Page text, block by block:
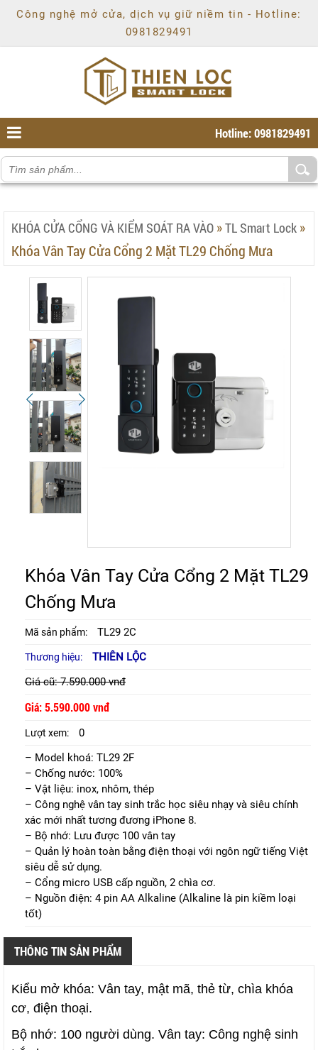
Công nghệ mở cửa, dịch vụ giữ niềm tin - Hotline:
0981829491
Hotline: 0981829491
KHÓA CỬA CỔNG VÀ KIỂM SOÁT RA VÀO »TL Smart Lock »
Khóa Vân Tay Cửa Cổng 2 Mặt TL29 Chống Mưa
Khóa Vân Tay Cửa Cổng 2 Mặt TL29
Chống Mưa
Mã sản phẩm: TL29 2C
Thương hiệu:
THIÊN LỘC
Giá cũ: 7.590.000 vnđ
Giá: 5.590.000 vnđ
Lượt xem:
0
– Model khoá: TL29 2F
– Chống nước: 100%
– Vật liệu: inox, nhôm, thép
– Công nghệ vân tay sinh trắc học siêu nhạy và siêu chính
xác mới nhất tương đương iPhone 8.
– Bộ nhớ: Lưu được 100 vân tay
– Quản lý hoàn toàn bằng điện thoại với ngôn ngữ tiếng Việt
siêu dễ sử dụng.
– Cổng micro USB cấp nguồn, 2 chìa cơ.
– Nguồn điện: 4 pin AA Alkaline (Alkaline là pin kiềm loại
tốt)
THÔNG TIN SẢN PHẨM
Kiểu mở khóa: Vân tay, mật mã, thẻ từ, chìa khóa
cơ, điện thoại.
Bộ nhớ: 100 người dùng. Vân tay: Công nghệ sinh